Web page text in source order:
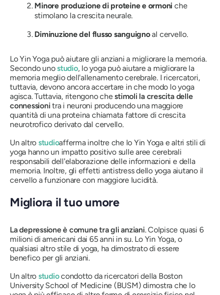
Minore produzione di proteine ​​e ormoni che
stimolano la crescita neurale.
Diminuzione del flusso sanguignoal cervello.
Lo Yin Yoga può aiutare gli anziani a migliorare la memoria.
Secondo unostudio, lo yoga può aiutare a migliorare la
memoria meglio dell'allenamento cerebrale. I ricercatori,
tuttavia, devono ancora accertare in che modo lo yoga
agisca. Tuttavia, ritengono chestimoli la crescita delle
connessioni tra i neuroni producendo una maggiore
quantità di una proteina chiamata fattore di crescita
neurotrofico derivato dal cervello.
Un altro studioafferma inoltre che lo Yin Yoga e altri stili di
yoga hanno un impatto positivo sulle aree cerebrali
responsabili dell'elaborazione delle informazioni e della
memoria. Inoltre, gli effetti antistress dello yoga aiutano il
cervello a funzionare con maggiore lucidità.
Migliora il tuo umore
La depressione è comune tra gli anziani. Colpisce quasi 6
milioni di americani dai 65 anni in su. Lo Yin Yoga, o
qualsiasi altro stile di yoga, ha dimostrato di essere
benefico per gli anziani.
Un altro studiocondotto da ricercatori della Boston
University School of Medicine (BUSM) dimostra che lo